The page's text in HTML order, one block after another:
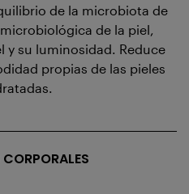
de la microbiota de
de la piel,
y su luminosidad. Reduce
propias de las pieles